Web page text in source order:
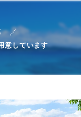
意しています